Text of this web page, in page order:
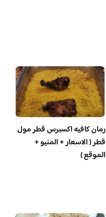
رمان كافيه اكسبرس قطر مول
قطر ( الاسعار + المنيو +
الموقع )